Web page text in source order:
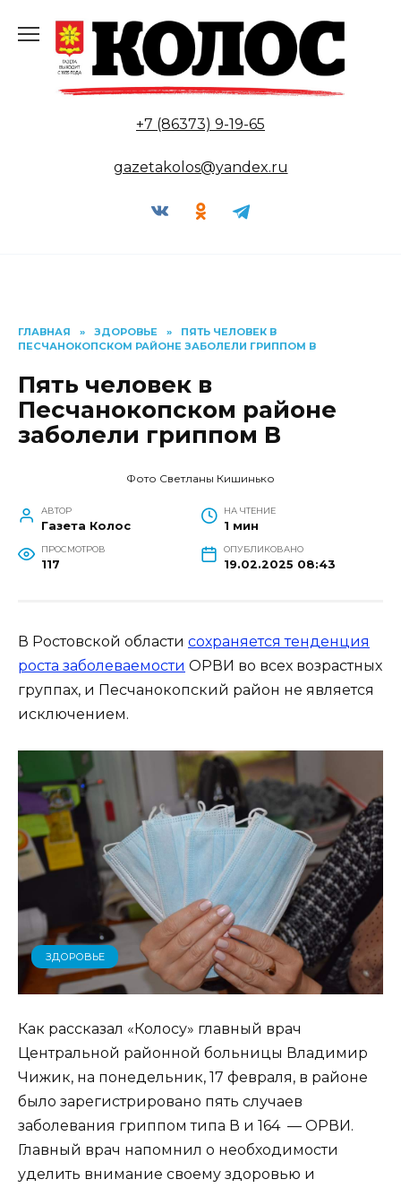
содержанию
+7 (86373) 9-19-65
gazetakolos@yandex.ru
ГЛАВНАЯ » ЗДОРОВЬЕ »
ПЯТЬ ЧЕЛОВЕК В
ПЕСЧАНОКОПСКОМ РАЙОНЕ ЗАБОЛЕЛИ ГРИППОМ В
Пять человек в
Песчанокопском районе
заболели гриппом В
Фото Светланы Кишинько
АВТОР
Газета Колос
НА ЧТЕНИЕ
1 мин
ПРОСМОТРОВ
117
ОПУБЛИКОВАНО
19.02.2025 08:43
В Ростовской области сохраняется тенденция
роста заболеваемости ОРВИ во всех возрастных
группах, и Песчанокопский район не является
исключением.
ЗДОРОВЬЕ
Как рассказал «Колосу» главный врач
Центральной районной больницы Владимир
Чижик, на понедельник, 17 февраля, в районе
было зарегистрировано пять случаев
заболевания гриппом типа В и 164 — ОРВИ.
Главный врач напомнил о необходимости
уделить внимание своему здоровью и